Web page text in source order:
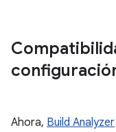
Ahora, Build Analyzer